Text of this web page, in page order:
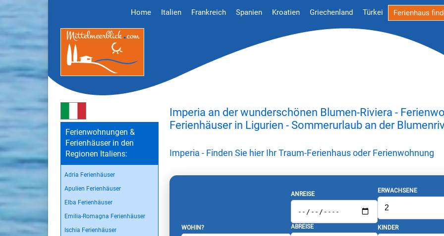
Home Italien Frankreich Spanien Kroatien Griechenland Türkei Ferienhaus
Ferienwohnungen &
Ferienhäuser in den
Regionen Italiens:
Adria Ferienhäuser
Apulien Ferienhäuser
Elba Ferienhäuser
Emilia-Romagna Ferienhäuser
Ischia Ferienhäuser
Imperia an der wunderschönen Blumen-Riviera -
Ferienhäuser in Ligurien - Sommerurlaub an der
Imperia - Finden Sie hier Ihr Traum-Ferienhaus oder Ferienwohnung
WOHIN?
ANREISE
ABREISE
ERWACHSENE
KINDER